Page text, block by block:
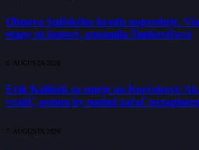
Obnova Spišského hradu napreduje.
etapy sú hotové, oznámila Šimkovičová
8. AUGUSTA 2026
Erik Kaliňák sa smeje na Korčokovi: Ak
vrátiť, potom by mohol začať
7. AUGUSTA 2026